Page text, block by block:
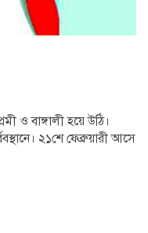
ও বাঙ্গালী হয়ে উঠি।
২১শে ফেব্রুয়ারী আসে